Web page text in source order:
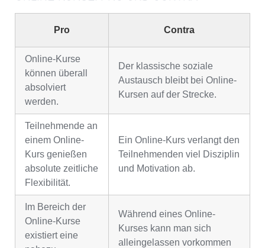
Pro Contra
Online-Kurse
können überall
absolviert
werden.
Der klassische soziale
Austausch bleibt bei Online-
Kursen auf der Strecke.
Teilnehmende an
einem Online-
Kurs genießen
absolute zeitliche
Flexibilität.
Ein Online-Kurs verlangt den
Teilnehmenden viel Disziplin
und Motivation ab.
Im Bereich der
Online-Kurse
existiert eine
Während eines Online-
Kurses kann man sich
alleingelassen vorkommen